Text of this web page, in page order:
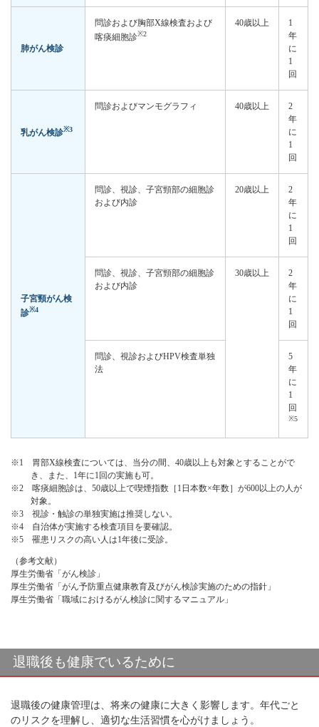
肺がん検診
問診および胸部X線検査および
喀痰細胞診※2
40歳以上
1
年
に
1
回
乳がん検診※3
問診およびマンモグラフィ 40歳以上
2
年
に
1
回
子宮頸がん検
診※4
問診、視診、子宮頸部の細胞診
および内診
20歳以上
2
年
に
1
回
問診、視診、子宮頸部の細胞診
および内診
30歳以上
2
年
に
1
回
問診、視診およびHPV検査単独
法
5
年
に
1
回
※5
※1 胃部X線検査については、当分の間、40歳以上も対象とすることがで
き、また、1年に1回の実施も可。
※2 喀痰細胞診は、50歳以上で喫煙指数［1日本数×年数］が600以上の人が
対象。
※3 視診・触診の単独実施は推奨しない。
※4 自治体が実施する検査項目を要確認。
※5 罹患リスクの高い人は1年後に受診。
（参考文献）
厚生労働省「がん検診」
厚生労働省「がん予防重点健康教育及びがん検診実施のための指針」
厚生労働省「職域におけるがん検診に関するマニュアル」
退職後も健康でいるために
退職後の健康管理は、将来の健康に大きく影響します。年代ごと
のリスクを理解し、適切な生活習慣を心がけましょう。